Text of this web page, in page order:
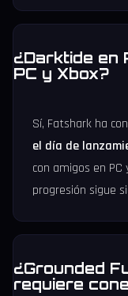
¿Darktide en
PC y Xbox?
Sí, Fatshark ha
el día de
con amigos en PC
progresión sigue
¿Grounded
requiere